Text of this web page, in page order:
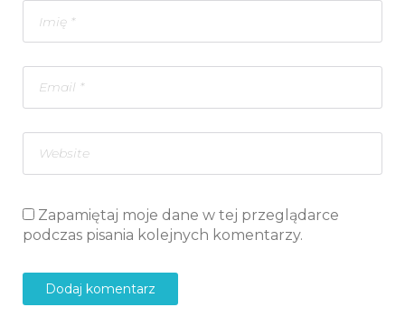
Zapamiętaj moje dane w tej przeglądarce
podczas pisania kolejnych komentarzy.